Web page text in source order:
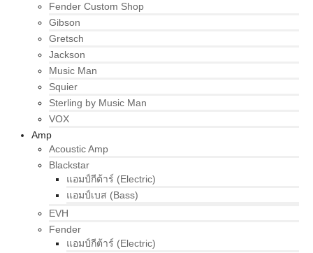
Fender Custom Shop
Gibson
Gretsch
Jackson
Music Man
Squier
Sterling by Music Man
VOX
Amp
Acoustic Amp
Blackstar
แอมป์กีต้าร์ (Electric)
แอมป์เบส (Bass)
EVH
Fender
แอมป์กีต้าร์ (Electric)